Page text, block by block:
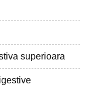
superioara